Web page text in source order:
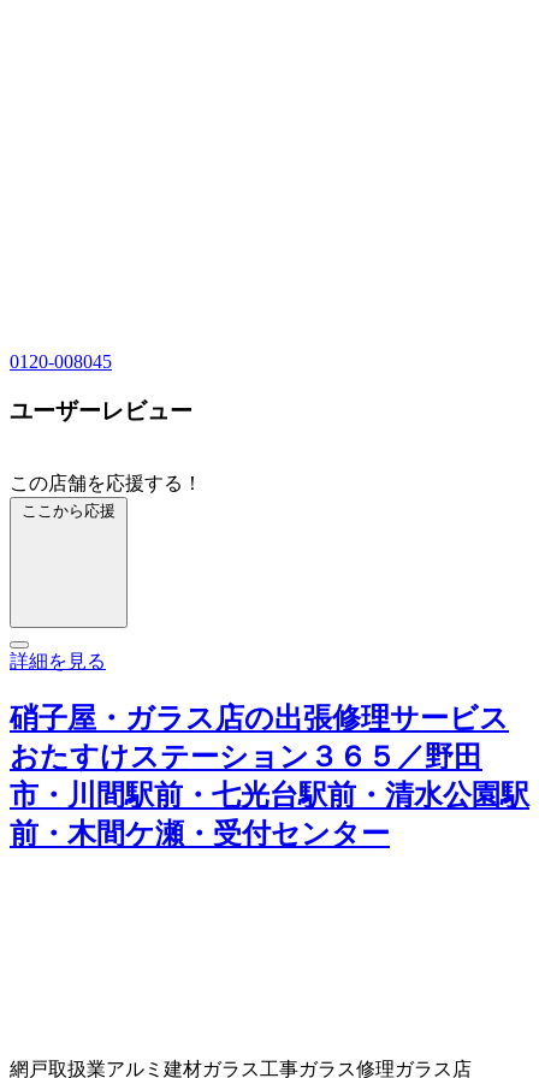
0120-008045
ユーザーレビュー
この店舗を応援する！
ここから応援
詳細を見る
硝子屋・ガラス店の出張修理サービス
おたすけステーション３６５／野田
市・川間駅前・七光台駅前・清水公園駅
前・木間ケ瀬・受付センター
網戸取扱業アルミ建材ガラス工事ガラス修理ガラス店